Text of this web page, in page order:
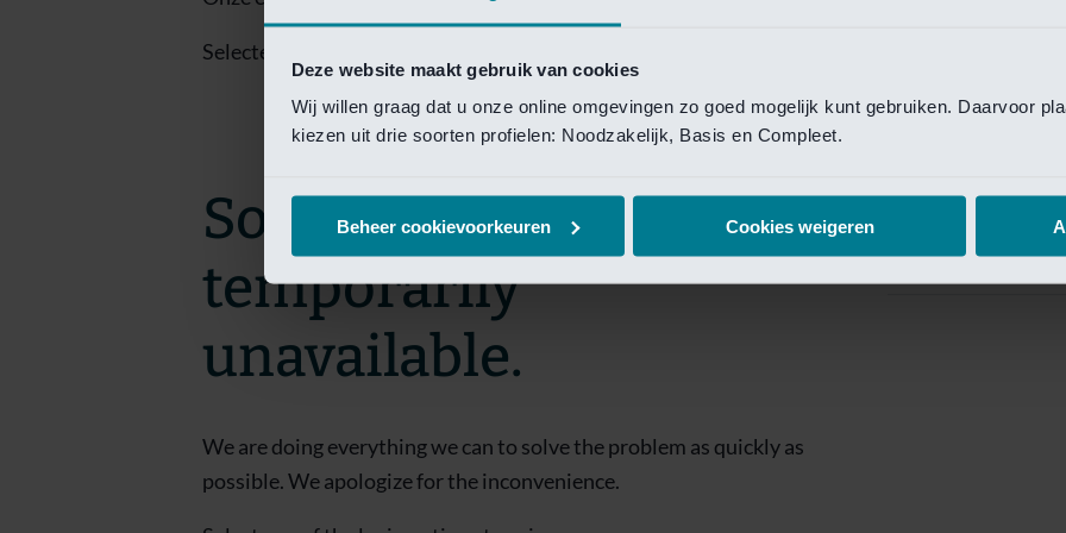
Deze website maakt gebruik van cookies
Wij willen graag dat u onze online omgevingen zo goed mogelijk kunt gebruiken. Daarvoor
kiezen uit drie soorten profielen: Noodzakelijk, Basis en Compleet.
Beheer cookievoorkeuren Cookies weigeren
Van Lanschot
Selecteer een van de login opties om toegang te krijgen.
Sorry! This page is
temporarily
unavailable.
We are doing everything we can to solve the problem as quickly as
possible. We apologize for the inconvenience.